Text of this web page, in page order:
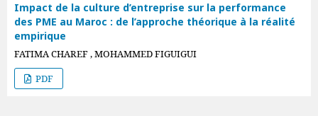
Impact de la culture d’entreprise sur la performance
des PME au Maroc : de l’approche théorique à la réalité
empirique
FATIMA CHAREF , MOHAMMED FIGUIGUI
PDF